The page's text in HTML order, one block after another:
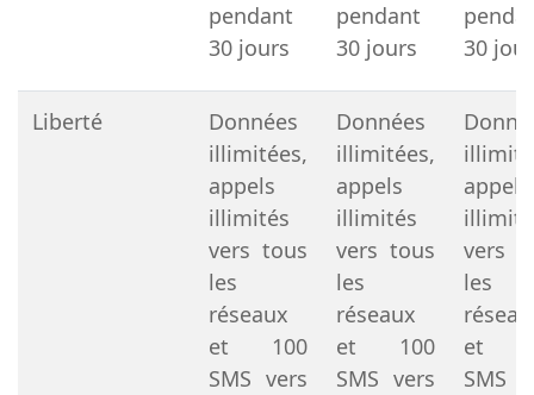
pendant
30 jours
pendant
30 jours
30
Liberté
Données
illimitées,
appels
illimités
vers tous
les
réseaux
et 100
SMS vers
Données
illimitées,
appels
illimités
vers tous
les
réseaux
et 100
SMS vers
appels
vers
les
et
SMS